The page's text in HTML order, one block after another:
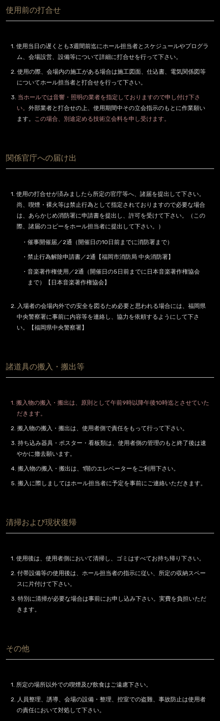
使用前の打合せ
1. 使用当日の遅くとも3週間前迄にホール担当者とスケジュールやプログラ
ム、会場設営、設備等について詳細に打合せを行って下さい。
2. 使用の際、会場内の施工がある場合は施工図面、仕込書、電気関係図等
についてホール担当者と打合せを行って下さい。
3. 当ホールでは音響・照明の業者を指定しておりますので申し付け下さ
い。 外部業者と打合せの上、使用期間中その立会指示のもとに作業願い
ます。 この場合、別途定める技術立会料を申し受けます。
関係官庁への届け出
1. 使用の打合せが済みましたら所定の官庁等へ、諸届を提出して下さい。
尚、喫煙・裸火等は禁止行為として指定されておりますので必要な場合
は、あらかじめ消防署に申請書を提出し、許可を受けて下さい。（この
際、諸届のコピーをホール担当者に提出して下さい。）
・催事開催届／2通（開催日の10日前までに消防署まで）
・禁止行為解除申請書／2通【福岡市消防局 中央消防署】
・音楽著作権使用／2通（開催日の5日前までに日本音楽著作権協会
まで）【日本音楽著作権協会】
2. 入場者の会場内外での安全を図るため必要と思われる場合には、福岡県
中央警察署に事前に内容等を連絡し、協力を依頼するようにして下さ
い。【福岡県中央警察署】
諸道具の搬入・搬出等
1. 搬入物の搬入・搬出は、原則として午前9時以降午後10時迄とさせていた
だきます。
2. 搬入物の搬入・搬出は、使用者側で責任をもって行って下さい。
3. 持ち込み器具・ポスター・看板類は、使用者側の管理のもと終了後は速
やかに撤去願います。
4. 搬入物の搬入・搬出は、1階のエレベーターをご利用下さい。
5. 搬入に際しましてはホール担当者に予定を事前にご連絡いただきます。
清掃および現状復帰
1. 使用後は、使用者側において清掃し、ゴミはすべてお持ち帰り下さい。
2. 付帯設備等の使用後は、ホール担当者の指示に従い、所定の収納スペー
スに片付けて下さい。
3. 特別に清掃が必要な場合は事前にお申し込み下さい。実費を負担いただ
きます。
その他
1. 所定の場所以外での喫煙及び飲食はご遠慮下さい。
2. 人員整理、誘導、会場の設備・整理、控室での盗難、事故防止は使用者
の責任において対処して下さい。